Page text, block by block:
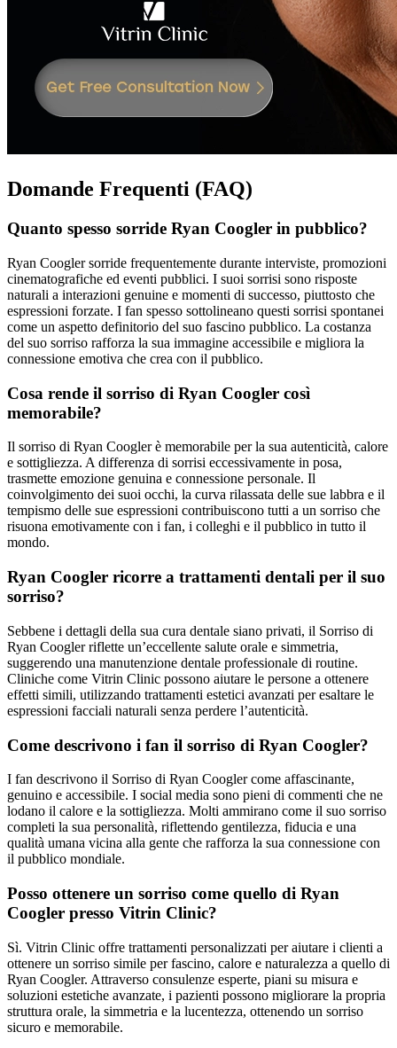
Domande Frequenti (FAQ)
Quanto spesso sorride Ryan Coogler in pubblico?
Ryan Coogler sorride frequentemente durante interviste, promozioni
cinematografiche ed eventi pubblici. I suoi sorrisi sono risposte
naturali a interazioni genuine e momenti di successo, piuttosto che
espressioni forzate. I fan spesso sottolineano questi sorrisi spontanei
come un aspetto definitorio del suo fascino pubblico. La costanza
del suo sorriso rafforza la sua immagine accessibile e migliora la
connessione emotiva che crea con il pubblico.
Cosa rende il sorriso di Ryan Coogler così
memorabile?
Il sorriso di Ryan Coogler è memorabile per la sua autenticità, calore
e sottigliezza. A differenza di sorrisi eccessivamente in posa,
trasmette emozione genuina e connessione personale. Il
coinvolgimento dei suoi occhi, la curva rilassata delle sue labbra e il
tempismo delle sue espressioni contribuiscono tutti a un sorriso che
risuona emotivamente con i fan, i colleghi e il pubblico in tutto il
mondo.
Ryan Coogler ricorre a trattamenti dentali per il suo
sorriso?
Sebbene i dettagli della sua cura dentale siano privati, il Sorriso di
Ryan Coogler riflette un’eccellente salute orale e simmetria,
suggerendo una manutenzione dentale professionale di routine.
Cliniche come Vitrin Clinic possono aiutare le persone a ottenere
effetti simili, utilizzando trattamenti estetici avanzati per esaltare le
espressioni facciali naturali senza perdere l’autenticità.
Come descrivono i fan il sorriso di Ryan Coogler?
I fan descrivono il Sorriso di Ryan Coogler come affascinante,
genuino e accessibile. I social media sono pieni di commenti che ne
lodano il calore e la sottigliezza. Molti ammirano come il suo sorriso
completi la sua personalità, riflettendo gentilezza, fiducia e una
qualità umana vicina alla gente che rafforza la sua connessione con
il pubblico mondiale.
Posso ottenere un sorriso come quello di Ryan
Coogler presso Vitrin Clinic?
Sì. Vitrin Clinic offre trattamenti personalizzati per aiutare i clienti a
ottenere un sorriso simile per fascino, calore e naturalezza a quello di
Ryan Coogler. Attraverso consulenze esperte, piani su misura e
soluzioni estetiche avanzate, i pazienti possono migliorare la propria
struttura orale, la simmetria e la lucentezza, ottenendo un sorriso
sicuro e memorabile.